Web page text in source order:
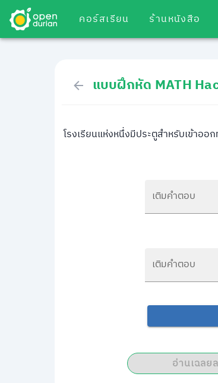
คอร์สเรียน ร้านหนังสือ
แบบฝึกหัด MATH
โรงเรียนแห่งหนึ่งมีประตูสำหรับเข้าออ
เติมคำตอบ
เติมคำตอบ
อ่านเฉลย